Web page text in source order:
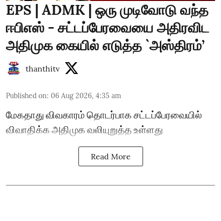
EPS | ADMK | ஒரு முடிவோடு வந்த
ஈபிஎஸ் - சட்டப்பேரவையை அதிரவிட
அதிமுக கையில் எடுத்த `அஸ்திரம்’
thanthitv
Published on: 06 Aug 2026, 4:35 am
மேகதாது விவகாரம் தொடர்பாக சட்டப்பேரவையில்
விவாதிக்க அதிமுக வலியுறுத்த உள்ளது
Read More